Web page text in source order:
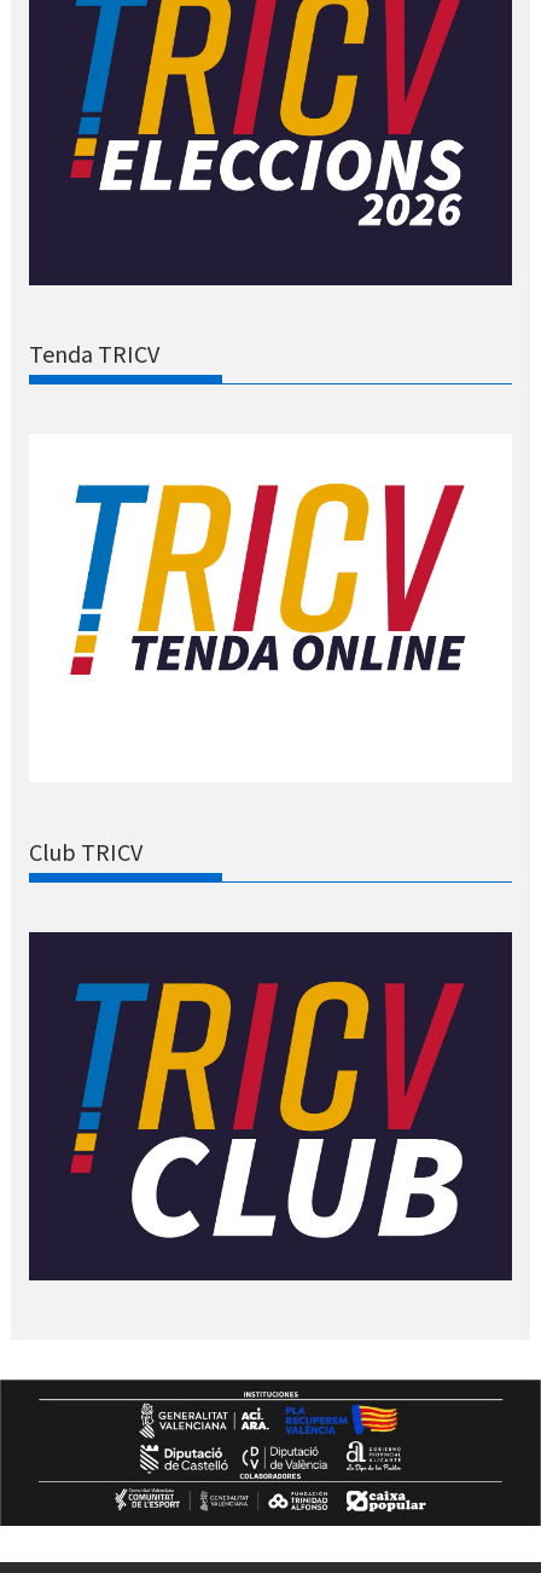
Tenda TRICV
Club TRICV